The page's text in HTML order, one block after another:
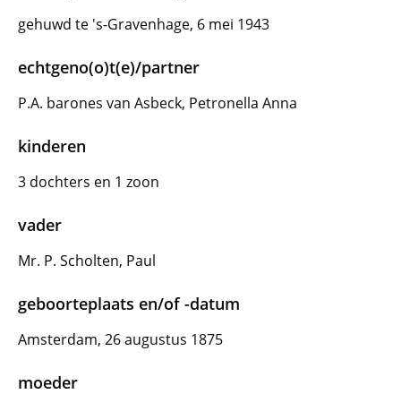
gehuwd te 's-Gravenhage, 6 mei 1943
echtgeno(o)t(e)/partner
P.A. barones van Asbeck, Petronella Anna
kinderen
3 dochters en 1 zoon
vader
Mr. P. Scholten, Paul
geboorteplaats en/of -datum
Amsterdam, 26 augustus 1875
moeder